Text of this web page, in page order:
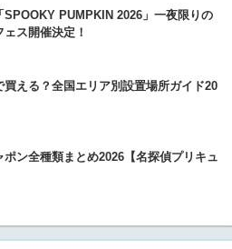
SPOOKY PUMPKIN 2026」一夜限りの
ス開催決定！
買える？全国エリア別設置場所ガイド20
ポン全種類まとめ2026【名探偵プリキュ